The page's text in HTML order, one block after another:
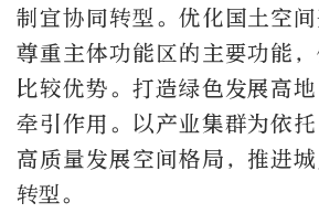
制宜协同转型。优化国土空间
尊重主体功能区的主要功能
比较优势。打造绿色发展高
牵引作用。以产业集群为依
高质量发展空间格局，推进
转型。